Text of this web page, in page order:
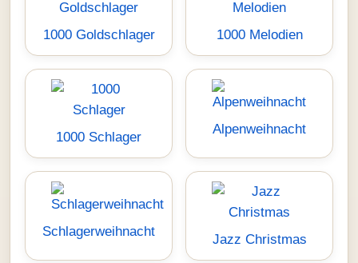
1000 Goldschlager 1000 Melodien
1000 Schlager
Alpenweihnacht
Schlagerweihnacht
Jazz Christmas